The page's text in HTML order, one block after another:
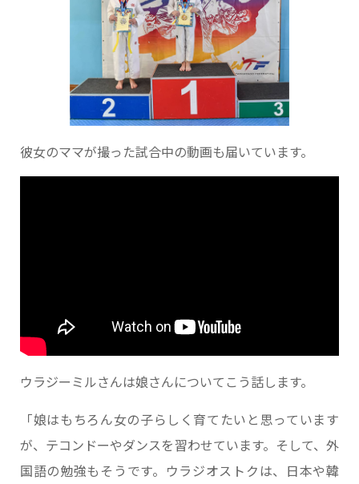
彼女のママが撮った試合中の動画も届いています。
ウラジーミルさんは娘さんについてこう話します。
「娘はもちろん女の子らしく育てたいと思っています
が、テコンドーやダンスを習わせています。そして、外
国語の勉強もそうです。ウラジオストクは、日本や韓